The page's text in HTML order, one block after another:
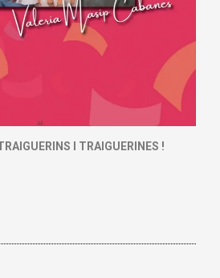
I TRAIGUERINES !